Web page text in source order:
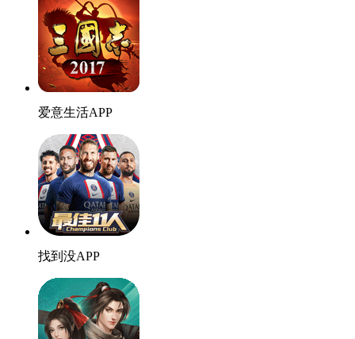
爱意生活APP
找到没APP